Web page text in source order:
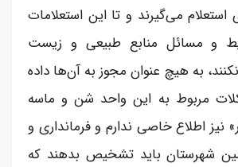
استعلام می‌گیرند و تا این استعلامات
و مسائل منابع طبیعی و زیست
به هیچ عنوان مجوز به آن‌ها داده
مربوط به این واحد شن و ماسه
نیز اطلاع خاصی ندارم و فرمانداری و
شهرستان باید تشخیص بدهند که